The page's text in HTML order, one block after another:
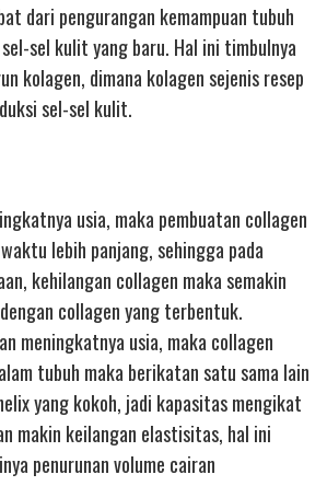
dari pengurangan kemampuan tubuh
sel kulit yang baru. Hal ini timbulnya
kolagen, dimana kolagen sejenis resep
sel-sel kulit.
usia, maka pembuatan collagen
lebih panjang, sehingga pada
kehilangan collagen maka semakin
collagen yang terbentuk.
meningkatnya usia, maka collagen
tubuh maka berikatan satu sama lain
yang kokoh, jadi kapasitas mengikat
makin keilangan elastisitas, hal ini
penurunan volume cairan